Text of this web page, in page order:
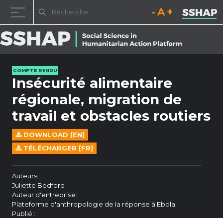
Diminuez la taille de la
Réinitialisez la
COMPTE RENDU
Insécurité alimentaire
régionale, migration de
travail et obstacles routiers
DOWNLOAD [EN]
TÉLÉCHARGER [FR]
Auteurs:
Juliette Bedford
Auteur d'entreprise:
Plateforme d'anthropologie de la réponse à Ebola
Publié :